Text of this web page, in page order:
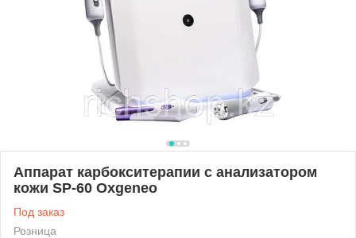
Аппарат карбокситерапии с анализатором
кожи SP-60 Oxgeneo
Под заказ
Розница